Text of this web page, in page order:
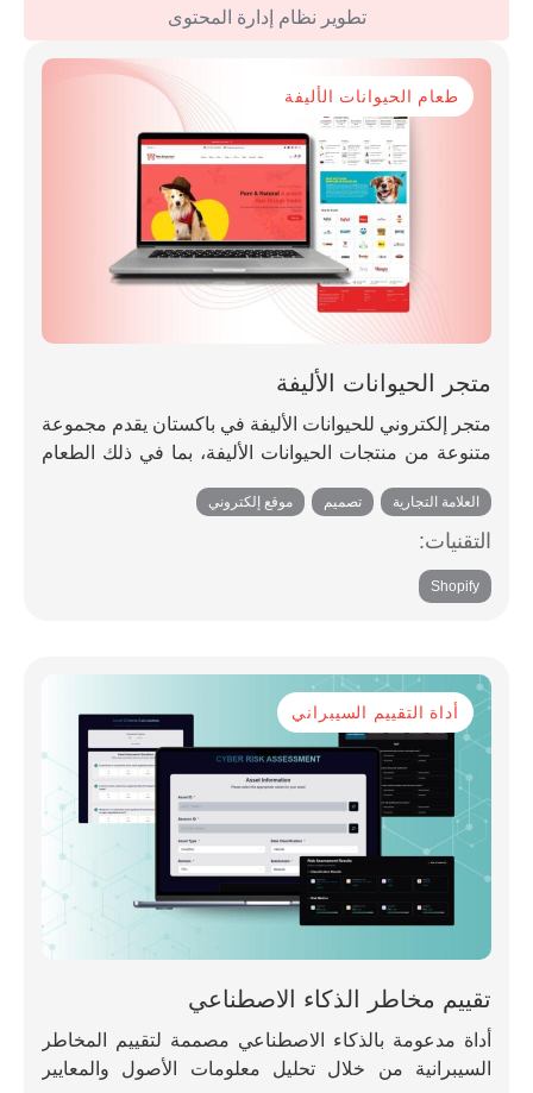
تطوير نظام إدارة المحتوى
طعام الحيوانات الأليفة
متجر الحيوانات الأليفة
متجر إلكتروني للحيوانات الأليفة في باكستان يقدم مجموعة
متنوعة من منتجات الحيوانات الأليفة، بما في ذلك الطعام
مختلفة من الحيوانات الأليفة، مصمم لتوفير تجربة تسوق
مريحة لأصحاب الحيوانات الأليفة.
العلامة التجارية تصميم موقع إلكتروني
التقنيات:
Shopify
أداة التقييم السيبراني
تقييم مخاطر الذكاء الاصطناعي
أداة مدعومة بالذكاء الاصطناعي مصممة لتقييم المخاطر
السيبرانية من خلال تحليل معلومات الأصول والمعايير